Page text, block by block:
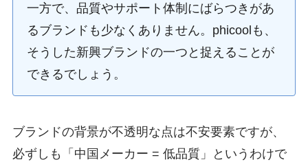
一方で、品質やサポート体制にばらつきがあ
るブランドも少なくありません。phicoolも、
そうした新興ブランドの一つと捉えることが
できるでしょう。
ブランドの背景が不透明な点は不安要素ですが、
必ずしも「中国メーカー = 低品質」というわけで